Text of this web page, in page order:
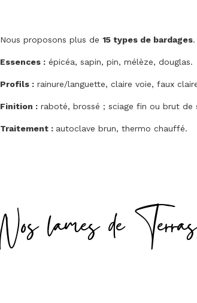
Nous proposons plus de 15 types de bardages.
Essences : épicéa, sapin, pin, mélèze, douglas.
Profils : rainure/languette, claire voie, faux
Finition : raboté, brossé ; sciage fin ou brut de
Traitement : autoclave brun, thermo chauffé.
Nos lames de